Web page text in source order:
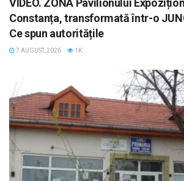
VIDEO. ZONA Pavilionului
Constanța, transformată într-o
Ce spun autoritățile
7 AUGUST, 2026 1K